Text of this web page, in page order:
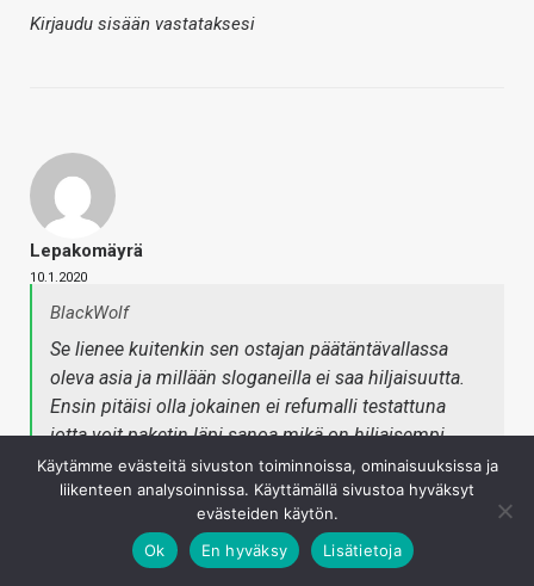
Kirjaudu sisään vastataksesi
Lepakomäyrä
10.1.2020
BlackWolf
Se lienee kuitenkin sen ostajan päätäntävallassa
oleva asia ja millään sloganeilla ei saa hiljaisuutta.
Ensin pitäisi olla jokainen ei refumalli testattuna
jotta voit paketin läpi sanoa mikä on hiljaisempi.
Tuossa kommentissa ei ollu ihan kaikilta osin nyt järkeä,
miksi refu mallit pitäisi olla testattuna? miksi ei voi
muuten sanoa ettei ole hiljaisempi?
Käytämme evästeitä sivuston toiminnoissa, ominaisuuksissa ja
liikenteen analysoinnissa. Käyttämällä sivustoa hyväksyt
evästeiden käytön.
Ok
En hyväksy Lisätietoja